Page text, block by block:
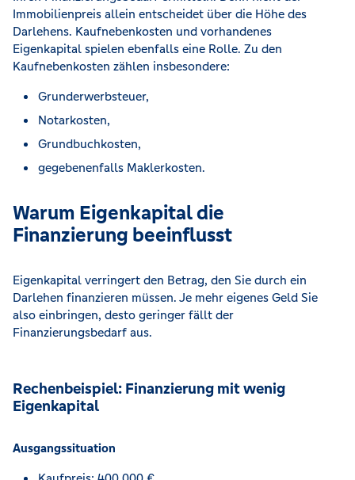
Immobilienpreis allein entscheidet über die Höhe des
Darlehens. Kaufnebenkosten und vorhandenes
Eigenkapital spielen ebenfalls eine Rolle. Zu den
Kaufnebenkosten zählen insbesondere:
Grunderwerbsteuer,
Notarkosten,
Grundbuchkosten,
gegebenenfalls Maklerkosten.
Warum Eigenkapital die
Finanzierung beeinflusst
Eigenkapital verringert den Betrag, den Sie durch ein
Darlehen finanzieren müssen. Je mehr eigenes Geld Sie
also einbringen, desto geringer fällt der
Finanzierungsbedarf aus.
Rechenbeispiel: Finanzierung mit wenig
Eigenkapital
Ausgangssituation